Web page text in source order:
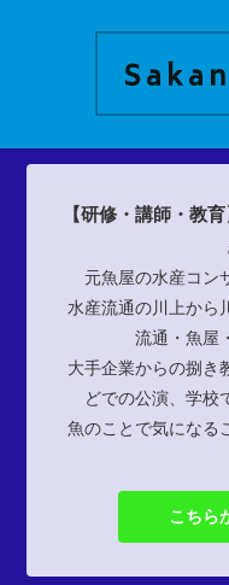
【研修・講師・教
元魚屋の水産コ
水産流通の川上から
流通・魚屋
大手企業からの捌き
どでの公演、学校
魚のことで気になる
こちら